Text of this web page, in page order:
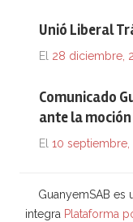
Unió Liberal
El 28 diciembre,
Comunicado
ante la
El 10 septiembre,
GuanyemSAB es
integra Plataforma